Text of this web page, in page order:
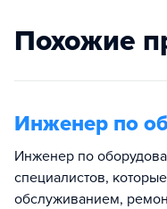
Похожие
Инженер по
Инженер по
специалистов,
обслуживанием,